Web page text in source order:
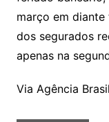
março em
dos segurados
apenas na
Via Agência Brasil